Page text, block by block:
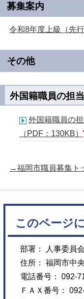
募集案内
令和8年度上級（先
その他
外国籍職員の担
外国籍職員の
（PDF：130KB）
→福岡市職員募集ト
このページ
部署： 人事委員
住所： 福岡市中
電話番号： 092-
ＦＡＸ番号：